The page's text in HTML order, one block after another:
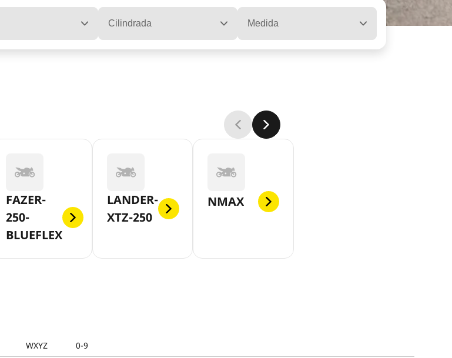
Cilindrada Medida
FAZER-
250-
BLUEFLEX
LANDER-
XTZ-250
NMAX
WXYZ 0-9